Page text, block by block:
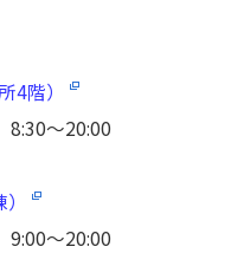
4階）
8:30〜20:00
9:00〜20:00